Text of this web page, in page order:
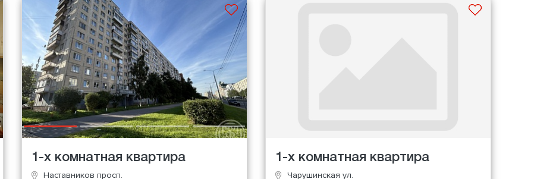
1-х комнатная квартира
Наставников просп.
1-х комнатная квартира
Чарушинская ул.